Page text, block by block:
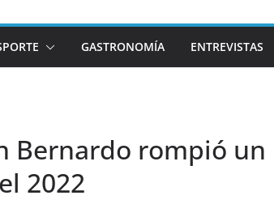
GASTRONOMÍA ENTREVISTAS
Bernardo rompió
2022